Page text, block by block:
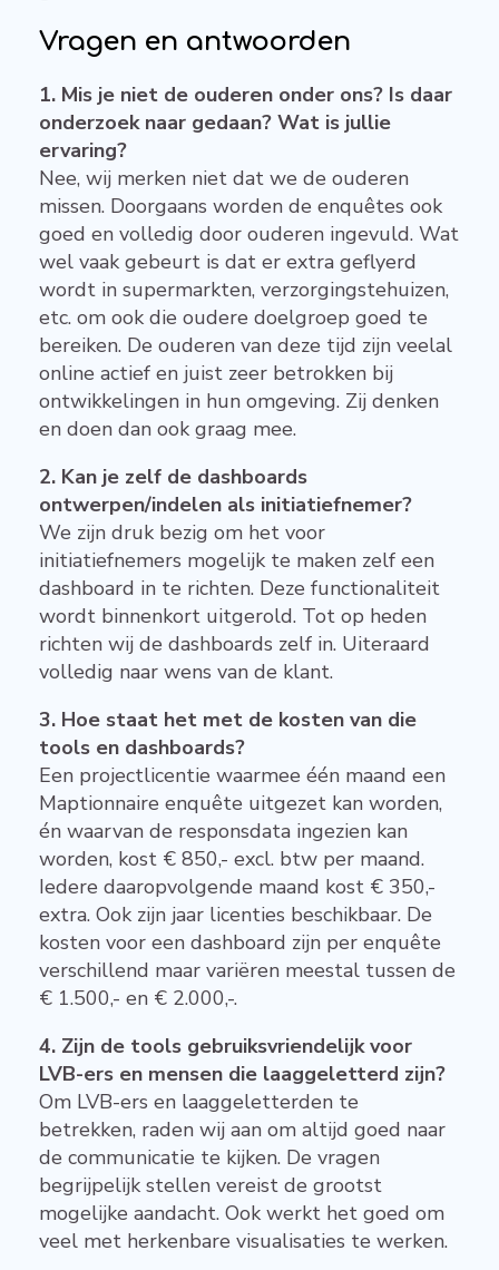
Vragen en antwoorden
1. Mis je niet de ouderen onder ons? Is daar
onderzoek naar gedaan? Wat is jullie
ervaring?
Nee, wij merken niet dat we de ouderen
missen. Doorgaans worden de enquêtes ook
goed en volledig door ouderen ingevuld. Wat
wel vaak gebeurt is dat er extra geflyerd
wordt in supermarkten, verzorgingstehuizen,
etc. om ook die oudere doelgroep goed te
bereiken. De ouderen van deze tijd zijn veelal
online actief en juist zeer betrokken bij
ontwikkelingen in hun omgeving. Zij denken
en doen dan ook graag mee.
2. Kan je zelf de dashboards
ontwerpen/indelen als initiatiefnemer?
We zijn druk bezig om het voor
initiatiefnemers mogelijk te maken zelf een
dashboard in te richten. Deze functionaliteit
wordt binnenkort uitgerold. Tot op heden
richten wij de dashboards zelf in. Uiteraard
volledig naar wens van de klant.
3. Hoe staat het met de kosten van die
tools en dashboards?
Een projectlicentie waarmee één maand een
Maptionnaire enquête uitgezet kan worden,
én waarvan de responsdata ingezien kan
worden, kost € 850,- excl. btw per maand.
Iedere daaropvolgende maand kost € 350,-
extra. Ook zijn jaar licenties beschikbaar. De
kosten voor een dashboard zijn per enquête
verschillend maar variëren meestal tussen de
€ 1.500,- en € 2.000,-.
4. Zijn de tools gebruiksvriendelijk voor
LVB-ers en mensen die laaggeletterd zijn?
Om LVB-ers en laaggeletterden te
betrekken, raden wij aan om altijd goed naar
de communicatie te kijken. De vragen
begrijpelijk stellen vereist de grootst
mogelijke aandacht. Ook werkt het goed om
veel met herkenbare visualisaties te werken.